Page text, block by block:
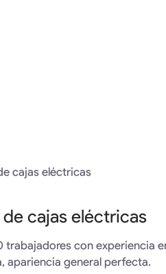
cajas eléctricas
trabajadores con experiencia
apariencia general perfecta.